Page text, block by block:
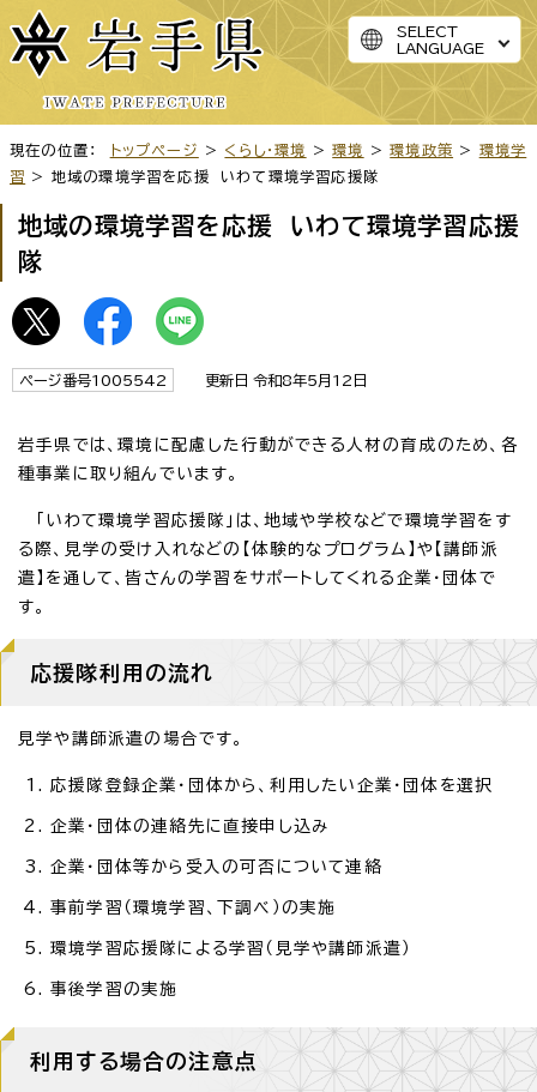
SELECT
LANGUAGE
現在の位置： トップページ > くらし・環境 >環境 >環境政策 > 環境学
習 > 地域の環境学習を応援 いわて環境学習応援隊
地域の環境学習を応援 いわて環境学習応援
隊
ページ番号1005542 更新日 令和8年5月12日
岩手県では、環境に配慮した行動ができる人材の育成のため、各
種事業に取り組んでいます。
「いわて環境学習応援隊」は、地域や学校などで環境学習をす
る際、見学の受け入れなどの【体験的なプログラム】や【講師派
遣】を通して、皆さんの学習をサポートしてくれる企業・団体で
す。
応援隊利用の流れ
見学や講師派遣の場合です。
応援隊登録企業・団体から、利用したい企業・団体を選択
企業・団体の連絡先に直接申し込み
企業・団体等から受入の可否について連絡
事前学習（環境学習、下調べ）の実施
環境学習応援隊による学習（見学や講師派遣）
事後学習の実施
利用する場合の注意点